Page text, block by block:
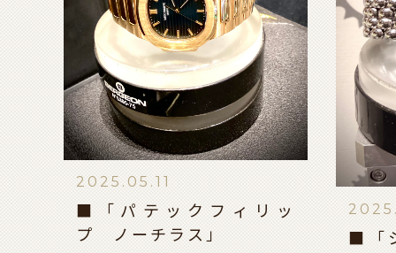
2025.05.11
■「パテックフィリッ
プ ノーチラス」
■「